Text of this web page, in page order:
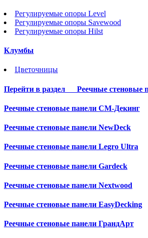
Регулируемые опоры Level
Регулируемые опоры Savewood
Регулируемые опоры Hilst
Клумбы
Цветочницы
Перейти в раздел Реечные стеновые
Реечные стеновые панели СМ-Декинг
Реечные стеновые панели NewDeck
Реечные стеновые панели Legro Ultra
Реечные стеновые панели Gardeck
Реечные стеновые панели Nextwood
Реечные стеновые панели EasyDecking
Реечные стеновые панели ГрандАрт